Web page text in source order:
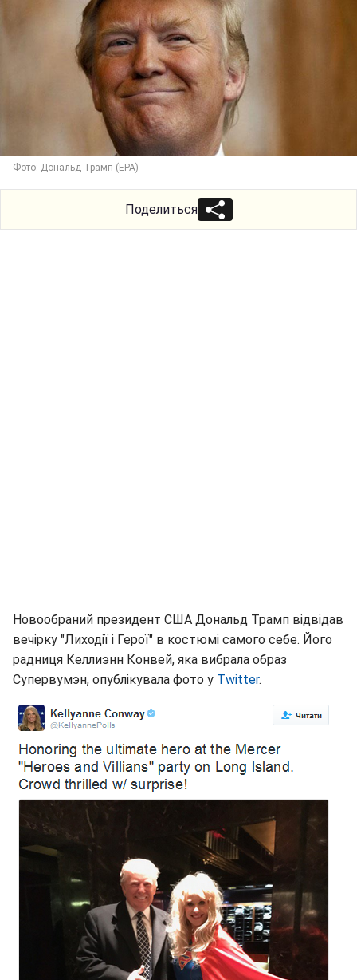
Фото: Дональд Трамп (ЕРА)
Поделиться
Новообраний президент США Дональд Трамп відвідав
вечірку "Лиходії і Герої" в костюмі самого себе. Його
радниця Келлиэнн Конвей, яка вибрала образ
Супервумэн, опублікувала фото у Twitter.